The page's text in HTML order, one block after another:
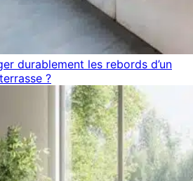
durablement les rebords d’un
?